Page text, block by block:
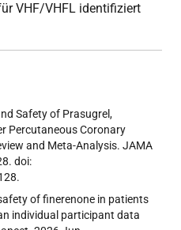
VHF/VHFL identifiziert
Safety of Prasugrel,
Percutaneous Coronary
and Meta-Analysis. JAMA
doi:
of finerenone in patients
individual participant data